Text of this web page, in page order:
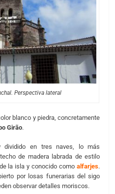
Perspectiva lateral
blanco y piedra, concretamente
Girão.
dividido en tres naves, lo más
de madera labrada de estilo
la isla y conocido comoalfarjes.
por losas funerarias del sigo
observar detalles moriscos.